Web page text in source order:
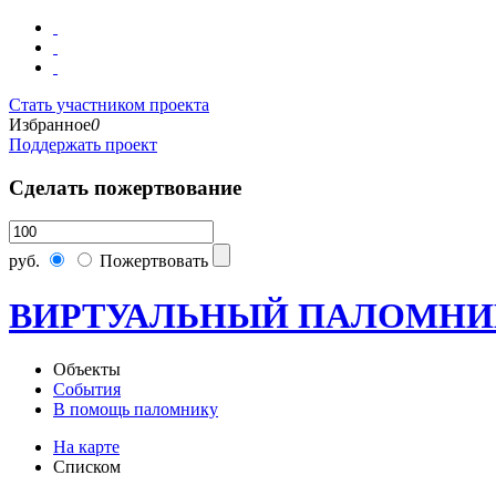
Стать участником проекта
Избранное0
Поддержать проект
Сделать пожертвование
руб. Пожертвовать
ВИРТУАЛЬНЫЙ
Объекты
События
В помощь паломнику
На карте
Списком